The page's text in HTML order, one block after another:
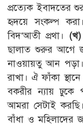
প্রত্যেক ইবাদতের
হৃদয়ে সংকল্প
বিদ‘আতী প্রথা। (খ)
ছালাত শুরুর আগে
নাওয়ায়তু আন পড়া।
রাখা। ঐ ফাঁকা
বকরীর ন্যায় ঢুকে
আমরা সেটাই করছি।
বাঁধা ও মহিলাদের